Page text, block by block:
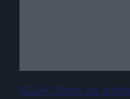
[GUÍA] Todos los